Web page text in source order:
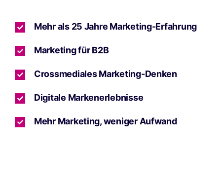
Mehr als 25 Jahre Marketing-Erfahrung
Marketing für B2B
Crossmediales Marketing-Denken
Digitale Markenerlebnisse
Mehr Marketing, weniger Aufwand